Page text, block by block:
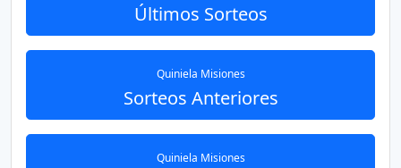
Últimos Sorteos
Quiniela Misiones
Sorteos Anteriores
Quiniela Misiones